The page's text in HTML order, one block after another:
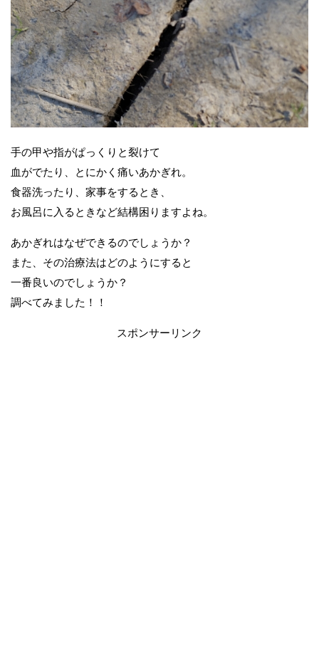
手の甲や指がぱっくりと裂けて
血がでたり、とにかく痛いあかぎれ。
食器洗ったり、家事をするとき、
お風呂に入るときなど結構困りますよね。
あかぎれはなぜできるのでしょうか？
また、その治療法はどのようにすると
一番良いのでしょうか？
調べてみました！！
スポンサーリンク